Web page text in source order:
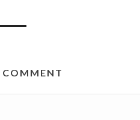
COMMENT